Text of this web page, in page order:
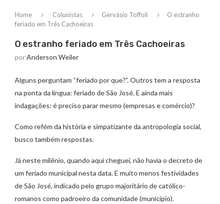
Home Colunistas Gervásio Toffoli
O estranho
feriado em Três Cachoeiras
O estranho feriado em Três Cachoeiras
porAnderson Weiler
Alguns perguntam “feriado por que?”. Outros tem a resposta
na ponta da língua: feriado de São José. E ainda mais
indagações: é preciso parar mesmo (empresas e comércio)?
Como refém da história e simpatizante da antropologia social,
busco também respostas.
Já neste milênio, quando aqui cheguei, não havia o decreto de
um feriado municipal nesta data. E muito menos festividades
de São José, indicado pelo grupo majoritário de católico-
romanos como padroeiro da comunidade (município).